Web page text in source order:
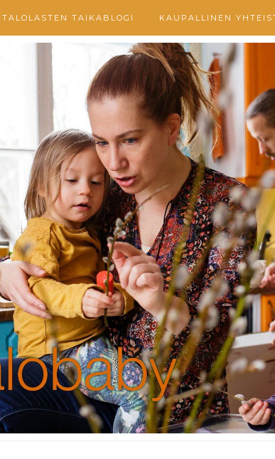
TAIKABLOGI KAUPALLINEN